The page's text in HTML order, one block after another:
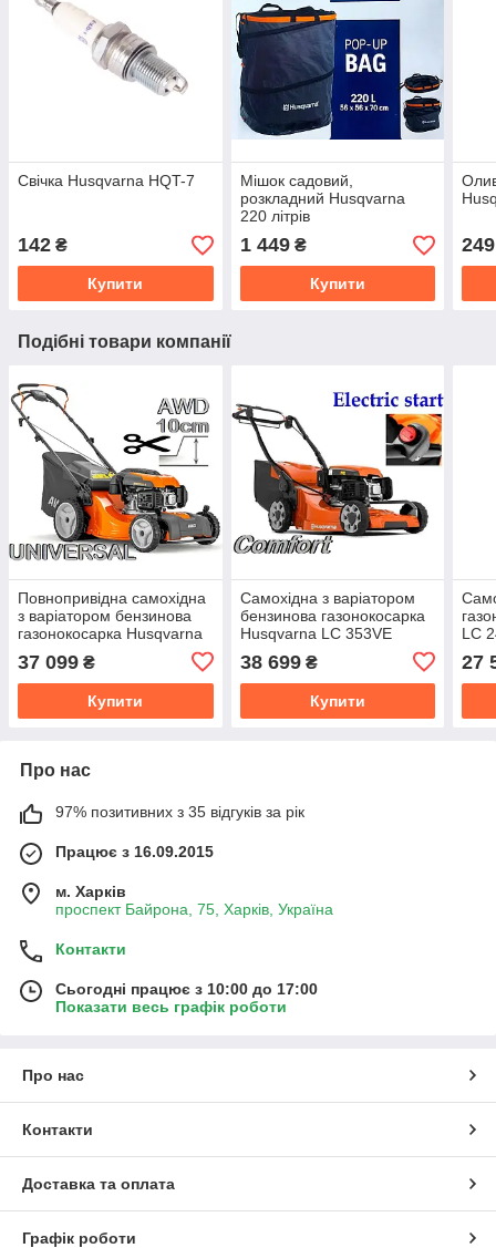
Свічка Husqvarna HQT-7
142 ₴
Купити
Мішок садовий,
розкладний Husqvarna
220 літрів
1 449₴
Купити
249
Подібні товари компанії
Повнопривідна самохідна
з варіатором бензинова
газонокосарка Husqvarna
37 099 ₴
Купити
Самохідна з варіатором
бензинова газонокосарка
Husqvarna LC 353VE
38 699₴
Купити
LC
27
Про нас
97% позитивних з 35 відгуків за рік
Працює з 16.09.2015
м. Харків
проспект Байрона, 75, Харків, Україна
Контакти
Сьогодні працює з 10:00 до 17:00
Показати весь графік роботи
Про нас
Контакти
Доставка та оплата
Графік роботи